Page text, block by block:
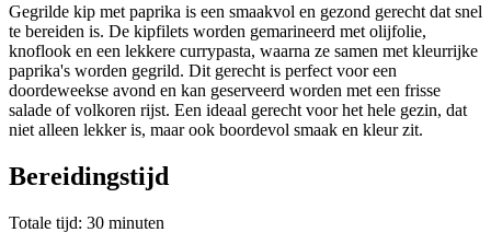
Gegrilde kip met paprika is een smaakvol en gezond gerecht dat snel
te bereiden is. De kipfilets worden gemarineerd met olijfolie,
knoflook en een lekkere currypasta, waarna ze samen met kleurrijke
paprika's worden gegrild. Dit gerecht is perfect voor een
doordeweekse avond en kan geserveerd worden met een frisse
salade of volkoren rijst. Een ideaal gerecht voor het hele gezin, dat
niet alleen lekker is, maar ook boordevol smaak en kleur zit.
Bereidingstijd
Totale tijd: 30 minuten